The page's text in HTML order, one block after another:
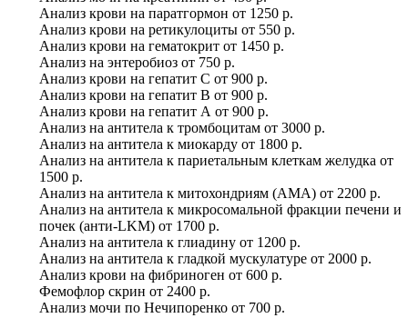
Анализ крови на паратгормон от 1250 р.
Анализ крови на ретикулоциты от 550 р.
Анализ крови на гематокрит от 1450 р.
Анализ на энтеробиоз от 750 р.
Анализ крови на гепатит C от 900 р.
Анализ крови на гепатит B от 900 р.
Анализ крови на гепатит А от 900 р.
Анализ на антитела к тромбоцитам от 3000 р.
Анализ на антитела к миокарду от 1800 р.
Анализ на антитела к париетальным клеткам желудка от
1500 р.
Анализ на антитела к митохондриям (AMA) от 2200 р.
Анализ на антитела к микросомальной фракции печени и
почек (анти-LKM) от 1700 р.
Анализ на антитела к глиадину от 1200 р.
Анализ на антитела к гладкой мускулатуре от 2000 р.
Анализ крови на фибриноген от 600 р.
Фемофлор скрин от 2400 р.
Анализ мочи по Нечипоренко от 700 р.